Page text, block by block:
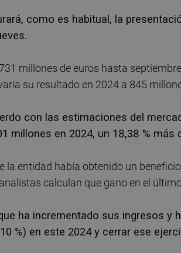
como es habitual, la
millones de euros hasta
su resultado en 2024 a 845
con las estimaciones del
millones en 2024, un 18,38 %
la entidad había obtenido un
calculan que gano en el
ha incrementado sus ingresos y
%) en este 2024 y cerrar ese